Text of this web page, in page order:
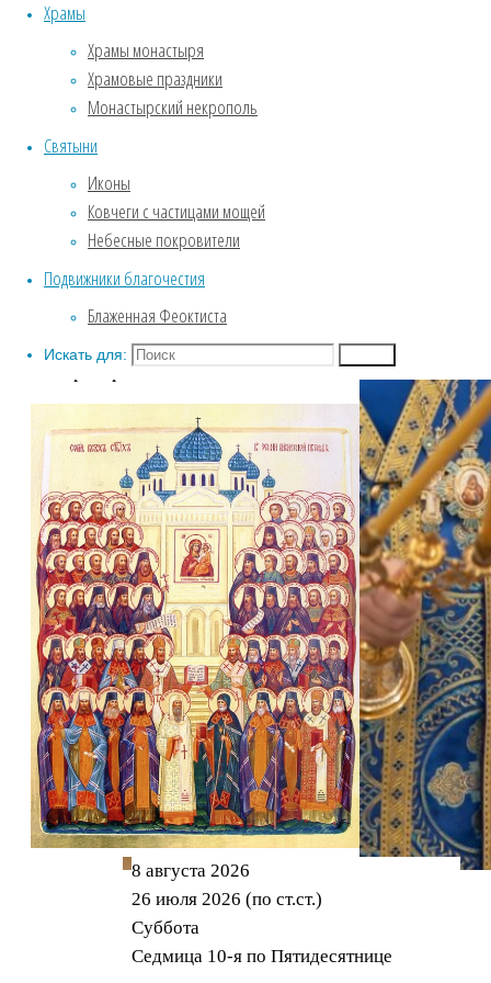
Храмы
Храмы монастыря
Храмовые праздники
Монастырский некрополь
Святыни
Иконы
Ковчеги с частицами мощей
Небесные покровители
Подвижники благочестия
Блаженная Феоктиста
Искать для:
(5)
(5)
Пассия .
Крещение
Собор Воронежских святых
ФОТОГАЛЕРЕЯ
Введенский храм
Зима. Обитель под снежным
покровом.
обители
Биография
Собор Воронежских святых
8 августа 2026
26 июля 2026 (по ст.ст.)
Суббота
Седмица 10-я по Пятидесятнице